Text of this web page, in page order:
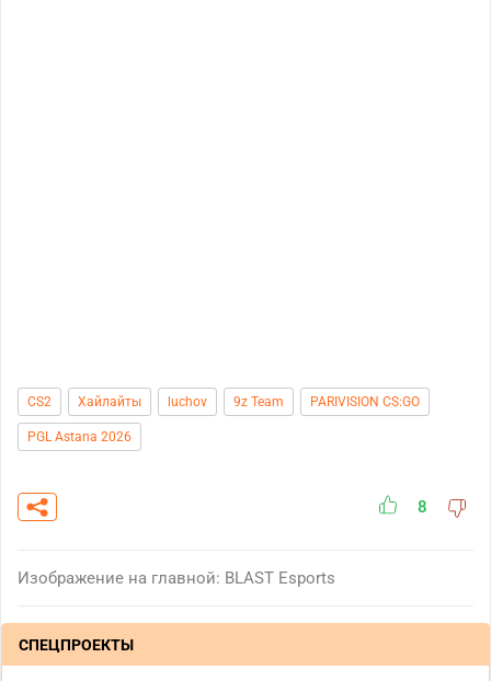
CS2 Хайлайты luchov 9z Team PARIVISION CS:GO
PGL Astana 2026
8
Изображение на главной: BLAST Esports
СПЕЦПРОЕКТЫ